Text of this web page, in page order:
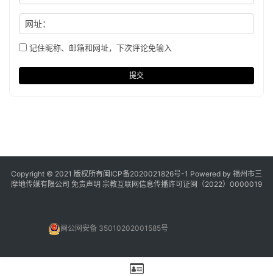
网址：
记住昵称、邮箱和网址，下次评论免输入
提交
Copyright © 2021 版权所有闽ICP备2020021826号-1 Powered by 福州市三
摩地传媒有限公司 免责声明 宗教互联网信息传播许可证闽（2022）0000019
闽公网安备 35010202001585号